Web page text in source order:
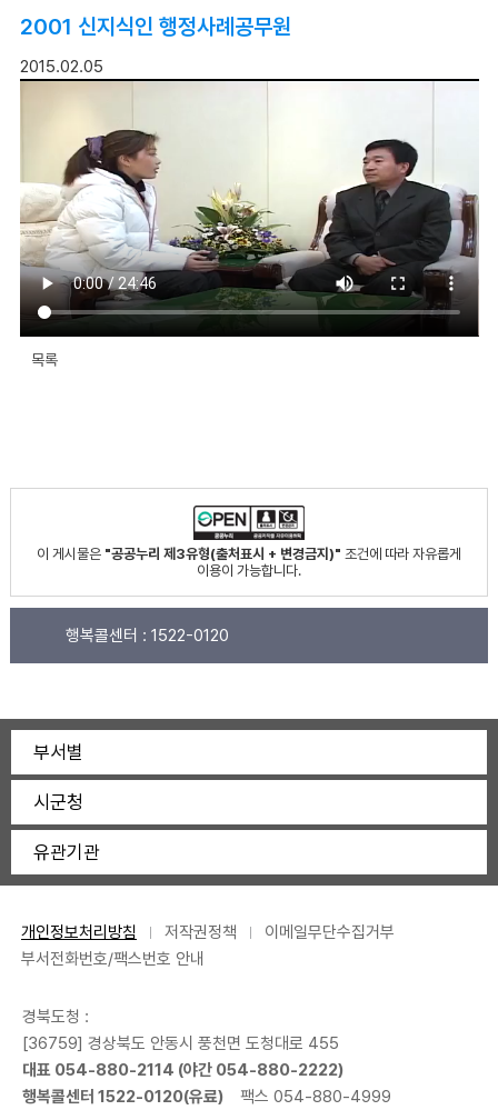
2001 신지식인 행정사례공무원
2015.02.05
목록
이 게시물은 "공공누리 제3유형(출처표시 + 변경금지)" 조건에 따라 자유롭게
이용이 가능합니다.
행복콜센터 : 1522-0120
부서별
시군청
유관기관
개인정보처리방침 저작권정책
이메일무단수집거부
부서전화번호/팩스번호 안내
경북도청 :
[36759] 경상북도 안동시 풍천면 도청대로 455
대표 054-880-2114 (야간 054-880-2222)
행복콜센터 1522-0120(유료)
팩스 054-880-4999